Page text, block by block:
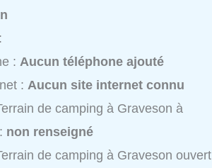
:Aucun téléphone ajouté
:Aucun site internet connu
de camping à Graveson à
non renseigné
de camping à Graveson ouvert